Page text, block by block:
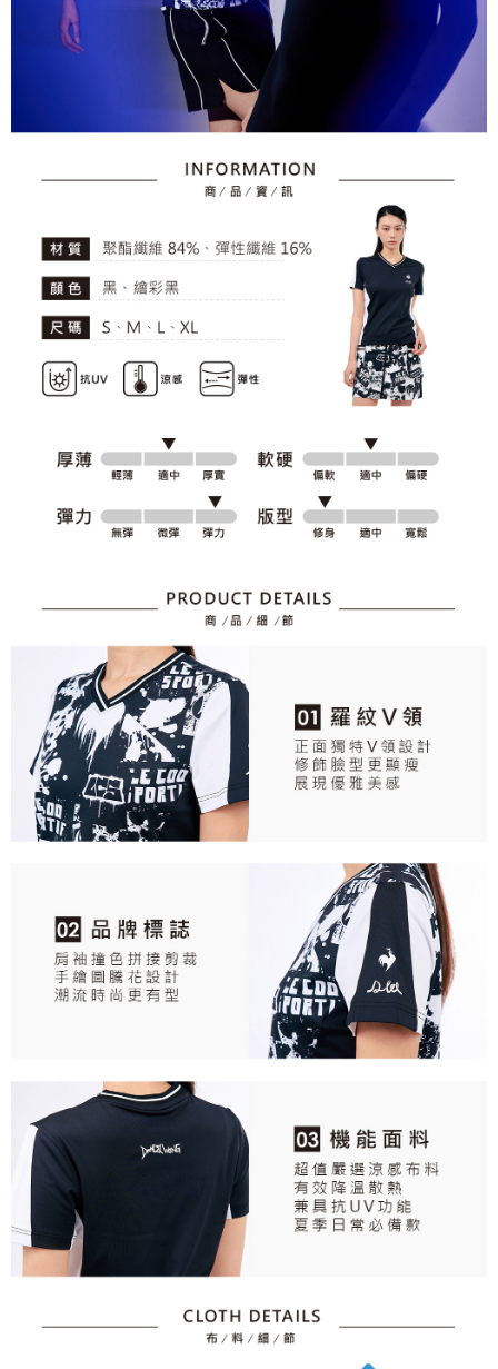
權轉讓予恩沛科技股份有限公司。
２．關於個人資料處理事宜，請瀏覽以下網址：
https://aftee.tw/terms/#terms3
３．未成年的使用者請事先徵得法定代理人或監護人之同意方可使用
「AFTEE先享後付」，若未經同意申辦者引起之損失，本公司不負相關責
４．使用「AFTEE先享後付」時，將依據個別帳號之用戶狀況，依本公司即
５．嚴禁一人註冊多個帳號或使用他人資訊註冊。若發現惡意使用之情形，
恩沛科技股份有限公司將有權停止該用戶之使用額度並採取法律行動。
付款後7-11取貨
免運費
免運費